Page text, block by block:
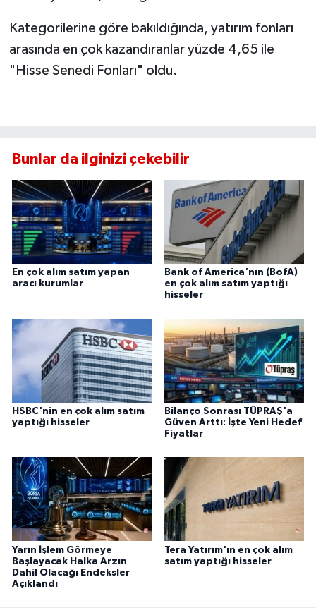
Kategorilerine göre bakıldığında, yatırım fonları
arasında en çok kazandıranlar yüzde 4,65 ile
"Hisse Senedi Fonları" oldu.
Bunlar da ilginizi çekebilir
En çok alım satım yapan
aracı kurumlar
Bank of America'nın (BofA)
en çok alım satım yaptığı
hisseler
HSBC'nin en çok alım satım
yaptığı hisseler
Bilanço Sonrası TÜPRAŞ'a
Güven Arttı: İşte Yeni Hedef
Fiyatlar
Yarın İşlem Görmeye
Başlayacak Halka Arzın
Dahil Olacağı Endeksler
Açıklandı
Tera Yatırım'ın en çok alım
satım yaptığı hisseler